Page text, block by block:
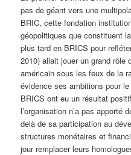
pas de géant vers une
BRIC, cette fondation
géopolitiques que constituent
plus tard en BRICS pour
2010) allait jouer un grand rôle
américain sous les feux de la
évidence ses ambitions pour
BRICS ont eu un résultat
l’organisation n’a pas apporté
delà de sa participation au
structures monétaires et
jour remplacer leurs